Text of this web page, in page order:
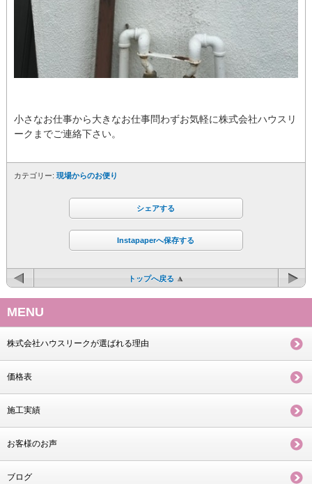
小さなお仕事から大きなお仕事問わずお気軽に株式会社ハウスリ
ークまでご連絡下さい。
カテゴリー: 現場からのお便り
シェアする
Instapaperへ保存する
トップへ戻る
MENU
株式会社ハウスリークが選ばれる理由
価格表
施工実績
お客様のお声
ブログ